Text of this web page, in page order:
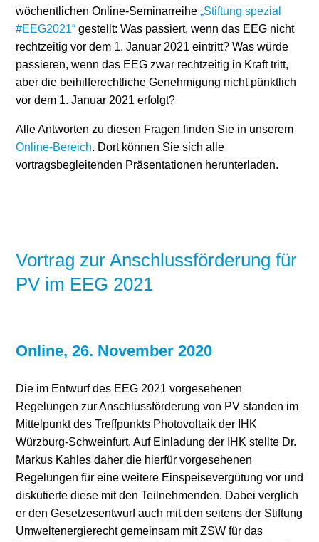
wöchentlichen Online-Seminarreihe „Stiftung spezial
#EEG2021“ gestellt: Was passiert, wenn das EEG nicht
rechtzeitig vor dem 1. Januar 2021 eintritt? Was würde
passieren, wenn das EEG zwar rechtzeitig in Kraft tritt,
aber die beihilferechtliche Genehmigung nicht pünktlich
vor dem 1. Januar 2021 erfolgt?
Alle Antworten zu diesen Fragen finden Sie in unserem
Online-Bereich. Dort können Sie sich alle
vortragsbegleitenden Präsentationen herunterladen.
Vortrag zur Anschlussförderung für
PV im EEG 2021
Online, 26. November 2020
Die im Entwurf des EEG 2021 vorgesehenen
Regelungen zur Anschlussförderung von PV standen im
Mittelpunkt des Treffpunkts Photovoltaik der IHK
Würzburg-Schweinfurt. Auf Einladung der IHK stellte Dr.
Markus Kahles daher die hierfür vorgesehenen
Regelungen für eine weitere Einspeisevergütung vor und
diskutierte diese mit den Teilnehmenden. Dabei verglich
er den Gesetzesentwurf auch mit den seitens der Stiftung
Umweltenergierecht gemeinsam mit ZSW für das